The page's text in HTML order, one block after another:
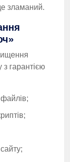
зламаний.
з гарантією